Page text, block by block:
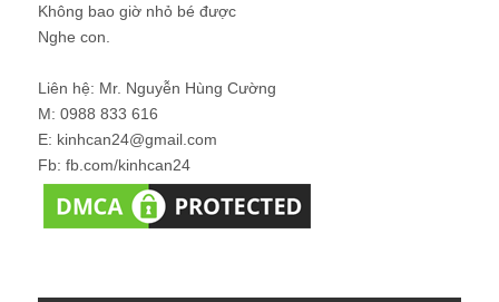
Không bao giờ nhỏ bé được
Nghe con.
Liên hệ: Mr. Nguyễn Hùng Cường
M: 0988 833 616
E: kinhcan24@gmail.com
Fb: fb.com/kinhcan24